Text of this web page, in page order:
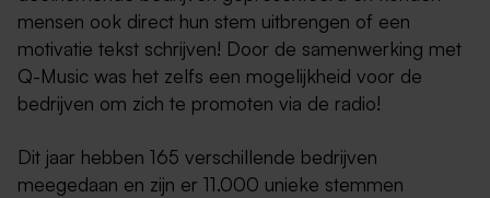
mensen ook direct hun stem uitbrengen of een
motivatie tekst schrijven! Door de samenwerking met
Q-Music was het zelfs een mogelijkheid voor de
bedrijven om zich te promoten via de radio!
Dit jaar hebben 165 verschillende bedrijven
meegedaan en zijn er 11.000 unieke stemmen